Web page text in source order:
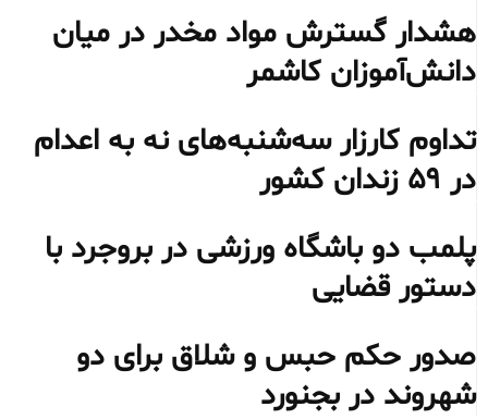
هشدار گسترش مواد مخدر در میان
دانش‌آموزان کاشمر
تداوم کارزار سه‌شنبه‌های نه به اعدام
در ۵۹ زندان کشور
پلمب دو باشگاه ورزشی در بروجرد با
دستور قضایی
صدور حکم حبس و شلاق برای دو
شهروند در بجنورد